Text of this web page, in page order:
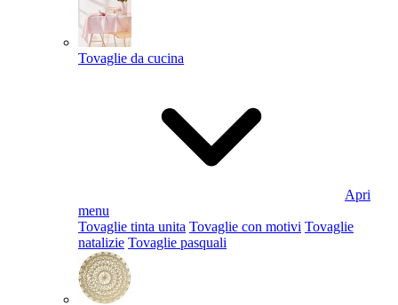
Tovaglie da cucina
Apri
menu
Tovaglie tinta unita Tovaglie con motivi Tovaglie
natalizie Tovaglie pasquali